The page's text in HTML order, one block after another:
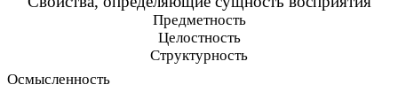
Предметность
Целостность
Структурность
Осмысленность